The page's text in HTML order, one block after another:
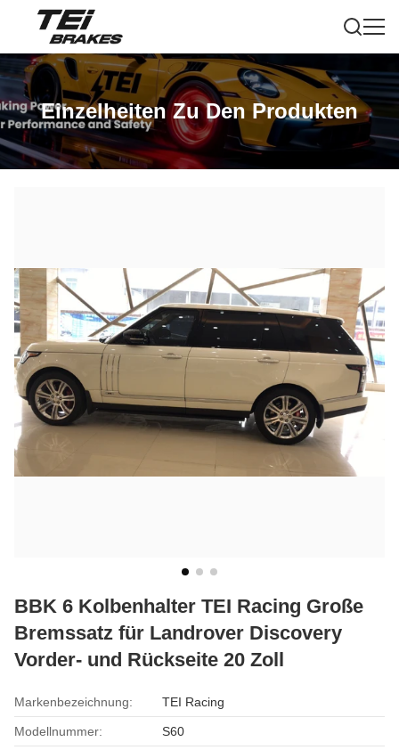
Einzelheiten Zu Den Produkten
BBK 6 Kolbenhalter TEI Racing Große
Bremssatz für Landrover Discovery
Vorder- und Rückseite 20 Zoll
Markenbezeichnung: TEI Racing
Modellnummer: S60